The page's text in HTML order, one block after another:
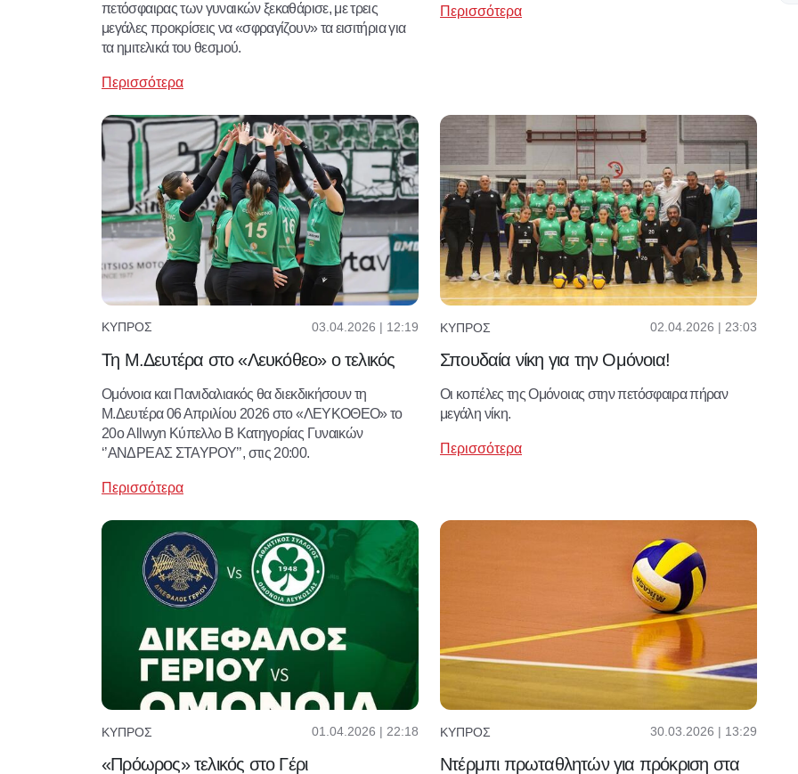
πετόσφαιρας των γυναικών ξεκαθάρισε, με τρεις
μεγάλες προκρίσεις να «σφραγίζουν» τα εισιτήρια για
τα ημιτελικά του θεσμού.
Περισσότερα
Περισσότερα
ΚΎΠΡΟΣ 03.04.2026 | 12:19
Τη Μ.Δευτέρα στο «Λευκόθεο» ο τελικός
Ομόνοια και Πανιδαλιακός θα διεκδικήσουν τη
Μ.Δευτέρα 06 Απριλίου 2026 στο «ΛΕΥΚΟΘΕΟ» το
20ο Allwyn Κύπελλο B Κατηγορίας Γυναικών
‘’ΑΝΔΡΕΑΣ ΣΤΑΥΡΟΥ’’, στις 20:00.
Περισσότερα
ΚΎΠΡΟΣ 02.04.2026 | 23:03
Σπουδαία νίκη για την Ομόνοια!
Οι κοπέλες της Ομόνοιας στην πετόσφαιρα πήραν
μεγάλη νίκη.
Περισσότερα
ΚΎΠΡΟΣ 01.04.2026 | 22:18
«Πρόωρος» τελικός στο Γέρι
ΚΎΠΡΟΣ 30.03.2026 | 13:29
Ντέρμπι πρωταθλητών για πρόκριση στα